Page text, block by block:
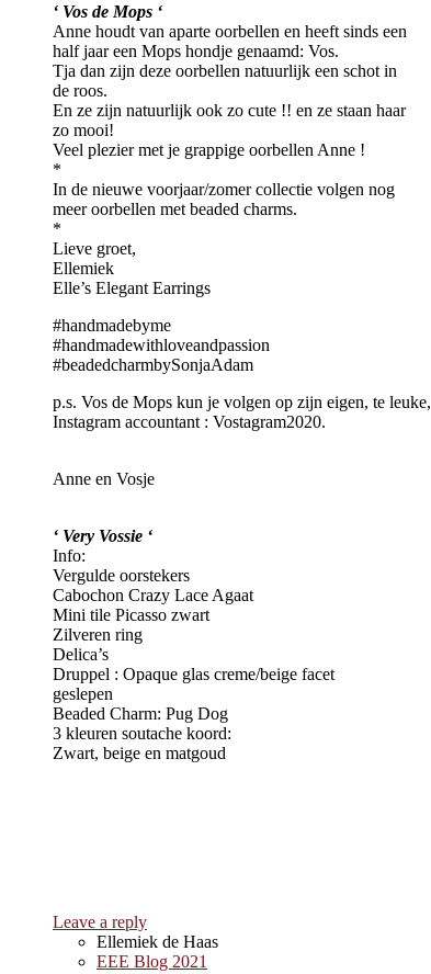
‘ Vos de Mops ‘
Anne houdt van aparte oorbellen en heeft sinds een
half jaar een Mops hondje genaamd: Vos.
Tja dan zijn deze oorbellen natuurlijk een schot in
de roos.
En ze zijn natuurlijk ook zo cute !! en ze staan haar
zo mooi!
Veel plezier met je grappige oorbellen Anne !
*
In de nieuwe voorjaar/zomer collectie volgen nog
meer oorbellen met beaded charms.
*
Lieve groet,
Ellemiek
Elle’s Elegant Earrings
#handmadebyme
#handmadewithloveandpassion
#beadedcharmbySonjaAdam
p.s. Vos de Mops kun je volgen op zijn eigen, te leuke,
Instagram accountant : Vostagram2020.
Anne en Vosje
‘ Very Vossie ‘
Info:
Vergulde oorstekers
Cabochon Crazy Lace Agaat
Mini tile Picasso zwart
Zilveren ring
Delica’s
Druppel : Opaque glas creme/beige facet
geslepen
Beaded Charm: Pug Dog
3 kleuren soutache koord:
Zwart, beige en matgoud
Leave a reply
Ellemiek de Haas
EEE Blog 2021